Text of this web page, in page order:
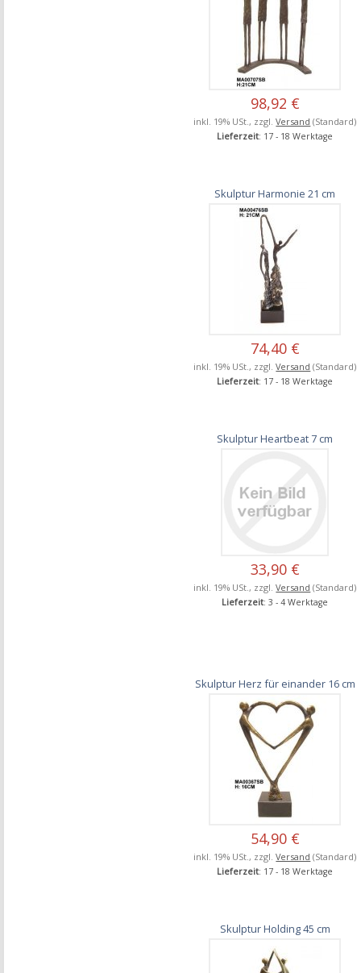
98,92 €
inkl. 19% USt., zzgl.Versand (Standard)
Lieferzeit: 17 - 18 Werktage
Skulptur Harmonie 21 cm
74,40 €
inkl. 19% USt., zzgl.Versand (Standard)
Lieferzeit: 17 - 18 Werktage
Skulptur Heartbeat 7 cm
33,90 €
inkl. 19% USt., zzgl.Versand (Standard)
Lieferzeit: 3 - 4 Werktage
Skulptur Herz für einander 16 cm
54,90 €
inkl. 19% USt., zzgl.Versand (Standard)
Lieferzeit: 17 - 18 Werktage
Skulptur Holding 45 cm